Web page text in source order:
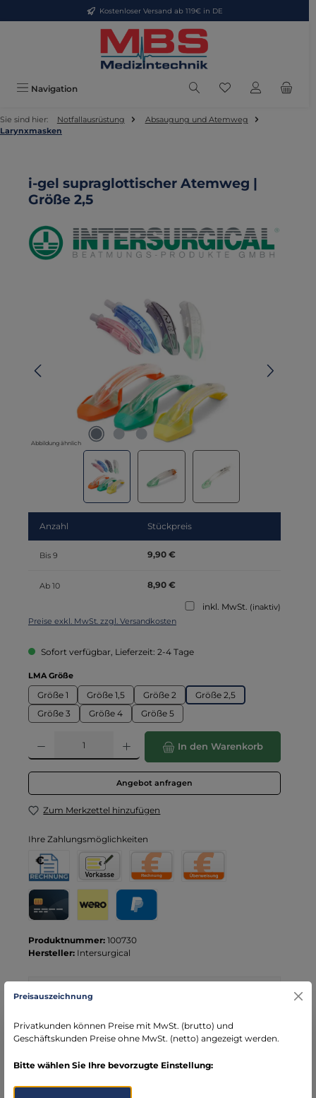
Zum Hauptinhalt springenKostenloser Versand ab 119€ in DE
Navigation Du hast 0
Sie sind hier: Notfallausrüstung
Absaugung und Atemweg
Larynxmasken
i-gel supraglottischer Atemweg |
Größe 2,5
Abbildung ähnlich
Anzahl Stückpreis
Bis 9 9,90 €
Ab 10 8,90 €
inkl. MwSt. (inaktiv)
Preise exkl. MwSt. zzgl. Versandkosten
Sofort verfügbar, Lieferzeit: 2-4 Tage
LMA Größeauswählen
Größe 1 Größe 1,5 Größe 2
Größe 2,5
Größe 3
Größe 4 Größe 5
Produkt Anzahl: Gib den gewünschten Wert ein oder benutze die
In den Warenkorb
Angebot anfragen
Zum Merkzettel hinzufügen
Ihre Zahlungsmöglichkeiten
Rechnung
Rechnung für Behörden
Vorkasse
Produktnummer: 100730
Hersteller: Intersurgical
Ihre Vorteile bei MBS
DE)
schneller Versand mit DHL
seit über 15 Jahren kompetenter Partner im
Bereich Notfallmedizin
Preisauszeichnung
Privatkunden können Preise mit MwSt. (brutto) und
Geschäftskunden Preise ohne MwSt. (netto) angezeigt werden.
Bitte wählen Sie Ihre bevorzugte Einstellung: